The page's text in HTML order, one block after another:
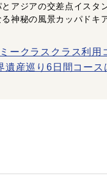
アジアの交差点イスタ
神秘の風景カッパドキ
ークラスクラス利用
遺産巡り6日間コー